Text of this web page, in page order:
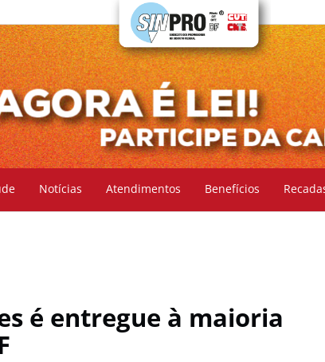
Notícias Atendimentos Benefícios
é entregue à maioria